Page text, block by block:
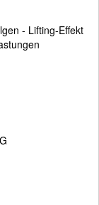
- Lifting-Effekt